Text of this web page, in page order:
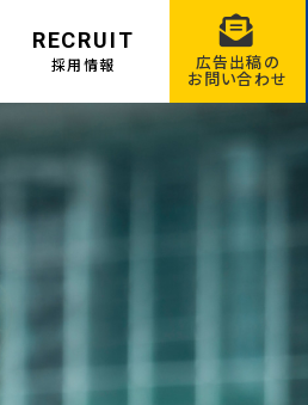
RECRUIT
採用情報
広告出稿の
お問い合わせ